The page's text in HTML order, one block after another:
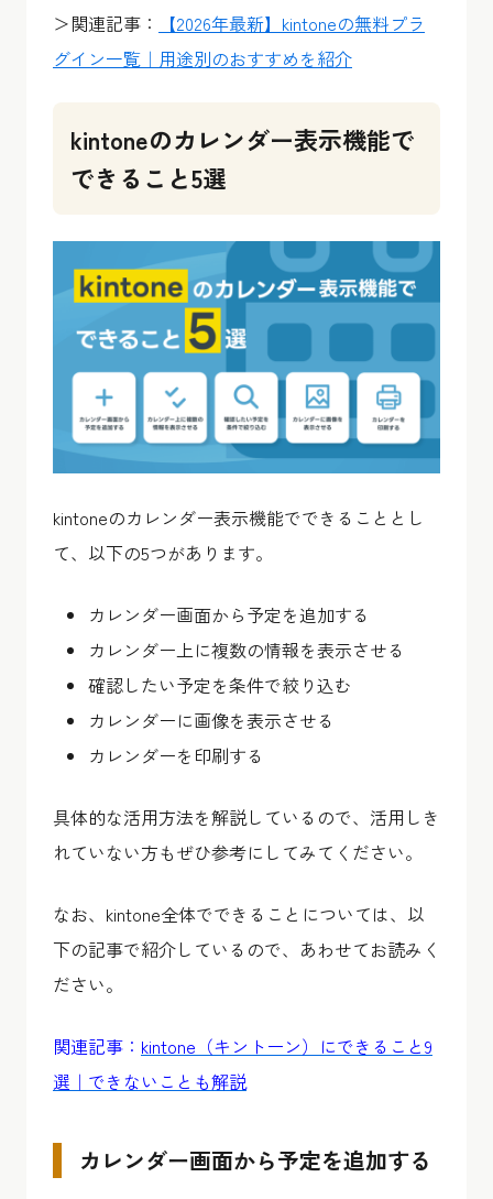
＞関連記事：
【2026年最新】kintoneの無料プラ
グイン一覧｜用途別のおすすめを紹介
kintoneのカレンダー表示機能で
できること5選
kintoneのカレンダー表示機能でできることとし
て、以下の5つがあります。
カレンダー画面から予定を追加する
カレンダー上に複数の情報を表示させる
確認したい予定を条件で絞り込む
カレンダーに画像を表示させる
カレンダーを印刷する
具体的な活用方法を解説しているので、活用しき
れていない方もぜひ参考にしてみてください。
なお、kintone全体でできることについては、以
下の記事で紹介しているので、あわせてお読みく
ださい。
関連記事： kintone（キントーン）にできること9
選｜できないことも解説
カレンダー画面から予定を追加する